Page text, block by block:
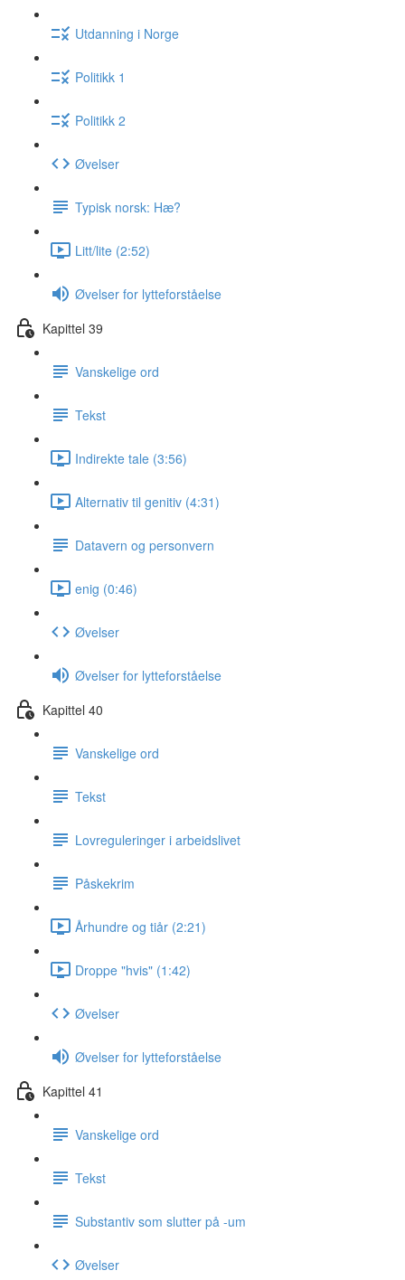
Utdanning i Norge
Politikk 1
Politikk 2
Øvelser
Typisk norsk: Hæ?
Litt/lite (2:52)
Øvelser for lytteforståelse
Kapittel 39
Vanskelige ord
Tekst
Indirekte tale (3:56)
Alternativ til genitiv (4:31)
Datavern og personvern
enig (0:46)
Øvelser
Øvelser for lytteforståelse
Kapittel 40
Vanskelige ord
Tekst
Lovreguleringer i arbeidslivet
Påskekrim
Århundre og tiår (2:21)
Droppe "hvis" (1:42)
Øvelser
Øvelser for lytteforståelse
Kapittel 41
Vanskelige ord
Tekst
Substantiv som slutter på -um
Øvelser